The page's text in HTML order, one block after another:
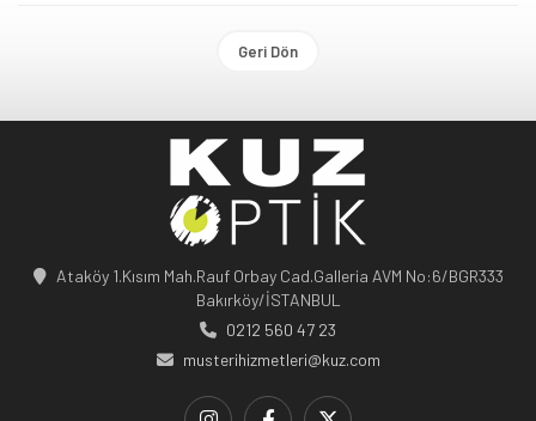
Geri Dön
Ataköy 1.Kısım Mah.Rauf Orbay Cad.Galleria AVM No:6/BGR333
Bakırköy/İSTANBUL
0212 560 47 23
musterihizmetleri@kuz.com